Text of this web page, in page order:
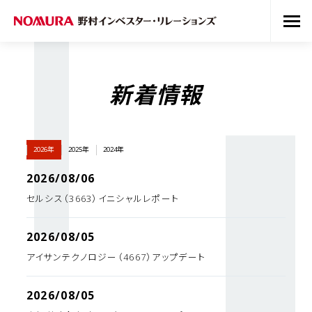
新着情報
2026年 2025年 2024年
2026/08/06
セルシス（3663）イニシャルレポート
2026/08/05
アイサンテクノロジー（4667）アップデート
2026/08/05